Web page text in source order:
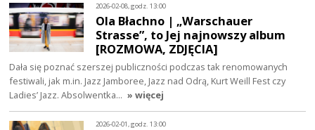
2026-02-08, godz. 13:00
Ola Błachno | „Warschauer
Strasse”, to Jej najnowszy album
[ROZMOWA, ZDJĘCIA]
Dała się poznać szerszej publiczności podczas tak renomowanych
festiwali, jak m.in. Jazz Jamboree, Jazz nad Odrą, Kurt Weill Fest czy
Ladies’ Jazz. Absolwentka… » więcej
2026-02-01, godz. 13:00